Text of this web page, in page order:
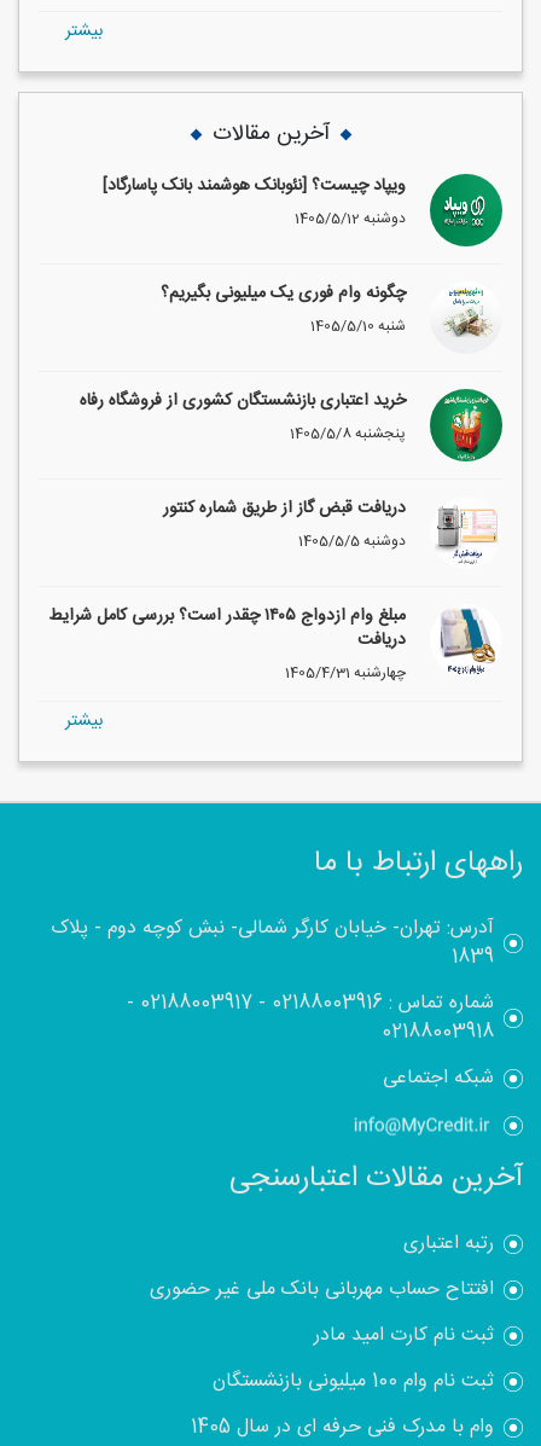
بيشتر
آخرین مقالات
ویپاد چیست؟ [نئوبانک هوشمند بانک پاسارگاد]
1405/5/12 دوشنبه
چگونه وام فوری یک میلیونی بگیریم؟
1405/5/10 شنبه
خرید اعتباری بازنشستگان کشوری از فروشگاه رفاه
1405/5/8 پنجشنبه
دریافت قبض گاز از طریق شماره کنتور
1405/5/5 دوشنبه
مبلغ وام ازدواج ۱۴۰۵ چقدر است؟ بررسی کامل شرایط
دریافت
1405/4/31 چهارشنبه
بيشتر
راههای ارتباط با ما
آدرس: تهران- خیابان کارگر شمالی- نبش کوچه دوم - پلاک
1839
شماره تماس :02188003916
-
02188003917
-
02188003918
شبکه اجتماعی
آخرین مقالات اعتبارسنجی
رتبه اعتباری
افتتاح حساب مهربانی بانک ملی غیر حضوری
ثبت نام کارت امید مادر
ثبت نام وام 100 میلیونی بازنشستگان
وام با مدرک فنی حرفه ای در سال 1405